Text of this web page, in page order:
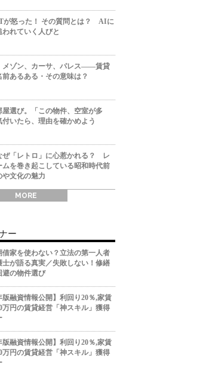
が怒った！ その質問とは？ AIに
われていく人びと
メゾン、カーサ、パレス――賃貸
前あるある・その意味は？
屋選び。「この物件、空室が多
付いたら、理由を確かめよう
ぜ「レトロ」に心惹かれる？ レ
ムを巻き起こしている昭和時代前
や文化の魅力
MORE
ー
借家を使わない？立法の第一人者
士が語る真実／失敗しない！修繕
避の物件選び
版融資情報公開】利回り20％,家賃
万円の賃貸経営「神スキル」獲得
版融資情報公開】利回り20％,家賃
万円の賃貸経営「神スキル」獲得